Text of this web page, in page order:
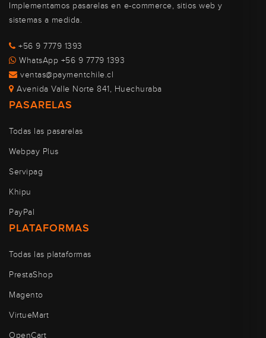
Implementamos pasarelas en e-commerce, sitios web y
sistemas a medida.
+56 9 7779 1393
WhatsApp +56 9 7779 1393
ventas@paymentchile.cl
Avenida Valle Norte 841, Huechuraba
PASARELAS
Todas las pasarelas
Webpay Plus
Servipag
Khipu
PayPal
PLATAFORMAS
Todas las plataformas
PrestaShop
Magento
VirtueMart
OpenCart